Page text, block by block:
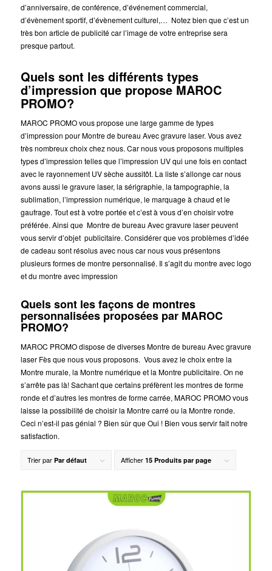
d’anniversaire, de conférence, d’événement commercial,
d’évènement sportif, d’évènement culturel,… Notez bien que c’est un
très bon article de publicité car l’image de votre entreprise sera
presque partout.
Quels sont les différents types
d’impression que propose MAROC
PROMO?
MAROC PROMO vous propose une large gamme de types
d’impression pour Montre de bureau Avec gravure laser. Vous avez
très nombreux choix chez nous. Car nous vous proposons multiples
types d’impression telles que l’impression UV qui une fois en contact
avec le rayonnement UV sèche aussitôt. La liste s’allonge car nous
avons aussi le gravure laser, la sérigraphie, la tampographie, la
sublimation, l’impression numérique, le marquage à chaud et le
gaufrage. Tout est à votre portée et c’est à vous d’en choisir votre
préférée. Ainsi que Montre de bureau Avec gravure laser peuvent
vous servir d’objet publicitaire. Considérer que vos problèmes d’idée
de cadeau sont résolus avec nous car nous vous présentons
plusieurs formes de montre personnalisé. Il s’agit du montre avec logo
et du montre avec impression
Quels sont les façons de montres
personnalisées proposées par MAROC
PROMO?
MAROC PROMO dispose de diverses Montre de bureau Avec gravure
laser Fès que nous vous proposons. Vous avez le choix entre la
Montre murale, la Montre numérique et la Montre publicitaire. On ne
s’arrête pas là! Sachant que certains préfèrent les montres de forme
ronde et d’autres les montres de forme carrée, MAROC PROMO vous
laisse la possibilité de choisir la Montre carré ou la Montre ronde.
Ceci n’est-il pas génial ? Bien sûr que Oui ! Bien vous servir fait notre
satisfaction.
Trier par Par défaut Afficher 15 Produits par page